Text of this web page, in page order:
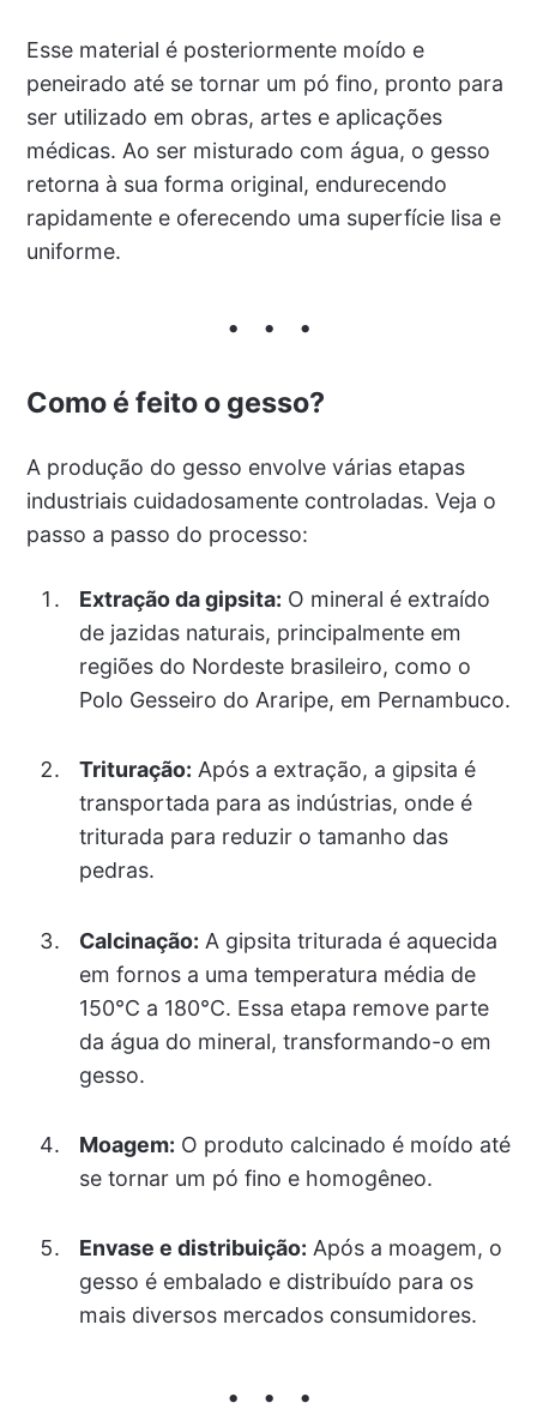
Esse material é posteriormente moído e
peneirado até se tornar um pó fino, pronto para
ser utilizado em obras, artes e aplicações
médicas. Ao ser misturado com água, o gesso
retorna à sua forma original, endurecendo
rapidamente e oferecendo uma superfície lisa e
uniforme.
Como é feito o gesso?
A produção do gesso envolve várias etapas
industriais cuidadosamente controladas. Veja o
passo a passo do processo:
Extração da gipsita: O mineral é extraído
de jazidas naturais, principalmente em
regiões do Nordeste brasileiro, como o
Polo Gesseiro do Araripe, em Pernambuco.
Trituração: Após a extração, a gipsita é
transportada para as indústrias, onde é
triturada para reduzir o tamanho das
pedras.
Calcinação: A gipsita triturada é aquecida
em fornos a uma temperatura média de
150°C a 180°C. Essa etapa remove parte
da água do mineral, transformando-o em
gesso.
Moagem: O produto calcinado é moído até
se tornar um pó fino e homogêneo.
Envase e distribuição: Após a moagem, o
gesso é embalado e distribuído para os
mais diversos mercados consumidores.